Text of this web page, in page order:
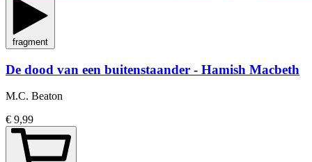
fragment
De dood van een buitenstaander - Hamish Macbeth
M.C. Beaton
€ 9,99